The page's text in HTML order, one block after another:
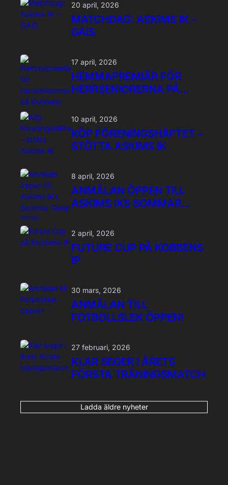
20 april, 2026
MATCHDAG: ASKIMS IK –
GAIS
17 april, 2026
HEMMAPREMIÄR FÖR
HERRSENIORERNA PÅ
10 april, 2026
KÖP FÖRENINGSHÄFTET –
STÖTTA ASKIMS IK
8 april, 2026
ANMÄLAN ÖPPEN TILL
ASKIMS IKS SOMMAR
2 april, 2026
FUTURE CUP PÅ KOBBENS
IP
30 mars, 2026
ANMÄLAN TILL
FOTBOLLSLEK ÖPPEN!
27 februari, 2026
KLAR SEGER I ÅRETS
FÖRSTA TRÄNINGSMATCH
Ladda äldre nyheter